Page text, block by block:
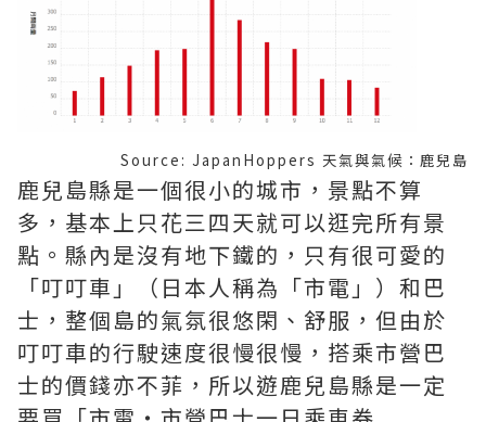
Source: JapanHoppers 天氣與氣候：鹿兒島
鹿兒島縣是一個很小的城市，景點不算
多，基本上只花三四天就可以逛完所有景
點。縣內是沒有地下鐵的，只有很可愛的
「叮叮車」（日本人稱為「市電」）和巴
士，整個島的氣氛很悠閑、舒服，但由於
叮叮車的行駛速度很慢很慢，搭乘市營巴
士的價錢亦不菲，所以遊鹿兒島縣是一定